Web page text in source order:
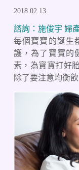
2018.02.13
諮詢：施俊宇 婦
每個寶寶的誕生
護，為了寶寶的
素，為寶寶打好
除了要注意均衡